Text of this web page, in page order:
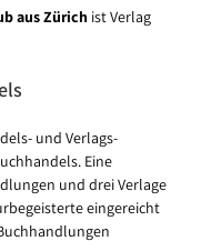
aus Zürich ist Verlag
und Verlags-
Eine
und drei Verlage
eingereicht